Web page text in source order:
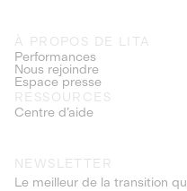
À PROPOS DE LITA
Performances
Nous rejoindre
Espace presse
RESSOURCES
Centre d’aide
NEWSLETTER
Le meilleur de la transition